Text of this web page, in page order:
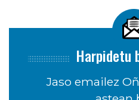
Harpidetu
Jaso emailez